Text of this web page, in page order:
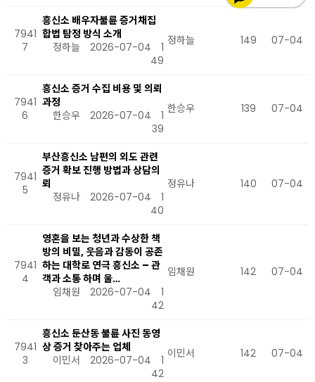
7941
7
흥신소 배우자불륜 증거채집
합법 탐정 방식 소개
정하늘
2026-07-04
1
49
정하늘 149 07-04
7941
6
흥신소 증거 수집 비용 및 의뢰
과정
한승우
2026-07-04
1
39
한승우 139 07-04
7941
5
부산흥신소 남편의 외도 관련
증거 확보 진행 방법과 상담의
뢰
정유나
2026-07-04
1
40
정유나 140 07-04
7941
4
영혼을 보는 청년과 수상한 책
방의 비밀, 웃음과 감동이 공존
하는 대학로 연극 흥신소 – 관
객과 소통 하며 울…
임채원
2026-07-04
1
42
임채원 142 07-04
7941
3
흥신소 둔산동 불륜 사진 동영
상 증거 찾아주는 업체
이민서
2026-07-04
1
42
이민서 142 07-04